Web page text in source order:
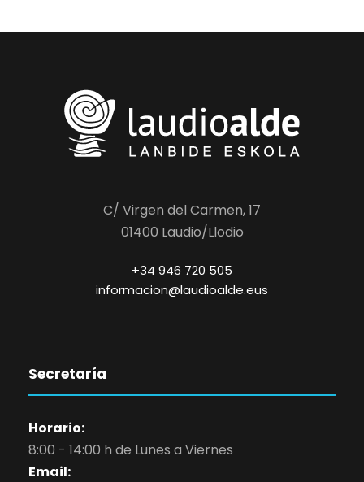
C/ Virgen del Carmen, 17
01400 Laudio/Llodio
+34 946 720 505
informacion@laudioalde.eus
Secretaría
Horario:
8:00 - 14:00 h de Lunes a Viernes
Email: